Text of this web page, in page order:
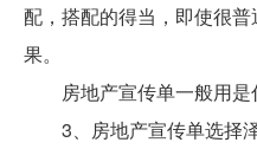
配，搭配的得当，即使很
果。
房地产宣传单一般用是
3、房地产宣传单选择